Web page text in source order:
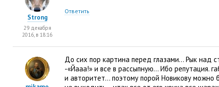
Ответить
Strong
29 декабря
2016, в 18:16
До сих пор картина перед глазами… Рык над
-«Йааа!» и все в рассыпную… Ибо репутация.
и авторитет… поэтому порой Новикову можно